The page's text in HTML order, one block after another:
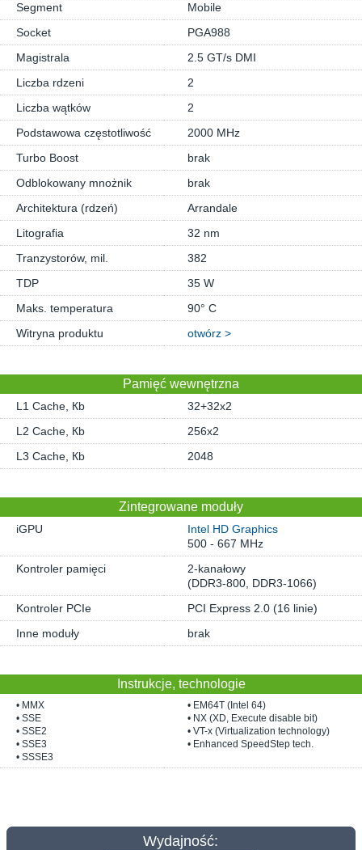
Segment
Mobile
Socket
PGA988
Magistrala
2.5 GT/s DMI
Liczba rdzeni
2
Liczba wątków
2
Podstawowa częstotliwość
2000 MHz
Turbo Boost
brak
Odblokowany mnożnik
brak
Architektura (rdzeń)
Arrandale
Litografia
32 nm
Tranzystorów, mil.
382
TDP
35 W
Maks. temperatura
90° C
Witryna produktu
otwórz >
Pamięć wewnętrzna
L1 Cache, Кb
32+32x2
L2 Cache, Кb
256x2
L3 Cache, Кb
2048
Zintegrowane moduły
iGPU
Intel HD Graphics
500 - 667 MHz
Kontroler pamięci
2-kanałowy
(DDR3-800, DDR3-1066)
Kontroler PCIe
PCI Express 2.0 (16 linie)
Inne moduły
brak
Instrukcje, technologie
• MMX
• SSE
• SSE2
• SSE3
• SSSE3
• EM64T (Intel 64)
• NX (XD, Execute disable bit)
• VT-x (Virtualization technology)
• Enhanced SpeedStep tech.
Wydajność: